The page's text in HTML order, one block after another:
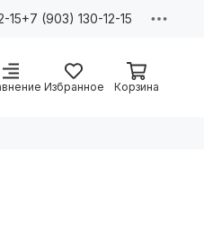
15+7 (903) 130-12-15
Избранное Корзина